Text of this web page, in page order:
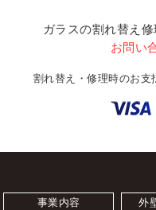
ガラスの割れ替え
お問い
割れ替え・修理時のお
事業内容 外